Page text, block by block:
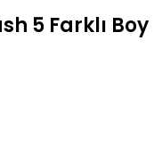
5 Farklı Boy